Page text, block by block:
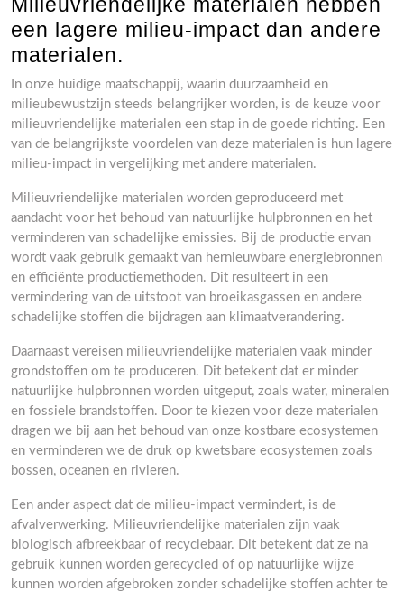
een lagere milieu-impact dan andere
materialen.
In onze huidige maatschappij, waarin duurzaamheid en
milieubewustzijn steeds belangrijker worden, is de keuze voor
milieuvriendelijke materialen een stap in de goede richting. Een
van de belangrijkste voordelen van deze materialen is hun lagere
milieu-impact in vergelijking met andere materialen.
Milieuvriendelijke materialen worden geproduceerd met
aandacht voor het behoud van natuurlijke hulpbronnen en het
verminderen van schadelijke emissies. Bij de productie ervan
wordt vaak gebruik gemaakt van hernieuwbare energiebronnen
en efficiënte productiemethoden. Dit resulteert in een
vermindering van de uitstoot van broeikasgassen en andere
schadelijke stoffen die bijdragen aan klimaatverandering.
Daarnaast vereisen milieuvriendelijke materialen vaak minder
grondstoffen om te produceren. Dit betekent dat er minder
natuurlijke hulpbronnen worden uitgeput, zoals water, mineralen
en fossiele brandstoffen. Door te kiezen voor deze materialen
dragen we bij aan het behoud van onze kostbare ecosystemen
en verminderen we de druk op kwetsbare ecosystemen zoals
bossen, oceanen en rivieren.
Een ander aspect dat de milieu-impact vermindert, is de
afvalverwerking. Milieuvriendelijke materialen zijn vaak
biologisch afbreekbaar of recyclebaar. Dit betekent dat ze na
gebruik kunnen worden gerecycled of op natuurlijke wijze
kunnen worden afgebroken zonder schadelijke stoffen achter te